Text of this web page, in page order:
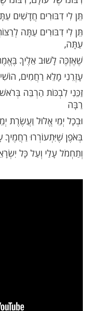
ה'? צריכים רחמי
עוד תוכן חדש
שלנו
רִבּוֹנוֹ שֶׁל עוֹלָם
חֲדָשִׁים עַתָּה,
עַתָּה לְרַצּוֹתְךָ